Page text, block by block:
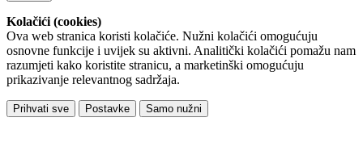
Kolačići (cookies)
Ova web stranica koristi kolačiće. Nužni kolačići omogućuju
osnovne funkcije i uvijek su aktivni. Analitički kolačići pomažu nam
razumjeti kako koristite stranicu, a marketinški omogućuju
prikazivanje relevantnog sadržaja.
Prihvati sve Postavke Samo nužni